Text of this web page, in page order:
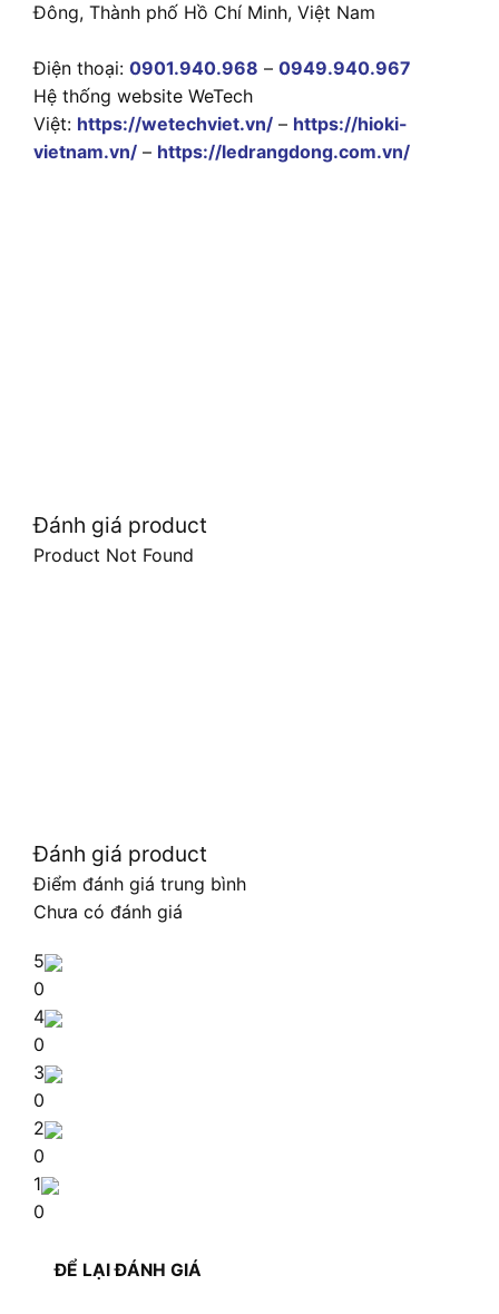
Đông, Thành phố Hồ Chí Minh, Việt Nam
Điện thoại: 0901.940.968 – 0949.940.967
Hệ thống website WeTech
Việt: https://wetechviet.vn/ – https://hioki-
vietnam.vn/ – https://ledrangdong.com.vn/
Đánh giá product
Product Not Found
Đánh giá product
Điểm đánh giá trung bình
Chưa có đánh giá
5
0
4
0
3
0
2
0
1
0
ĐỂ LẠI ĐÁNH GIÁ